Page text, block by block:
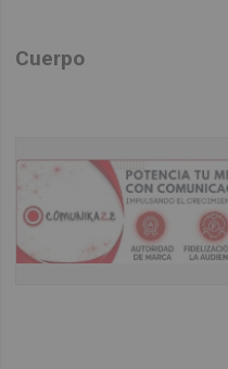
Cuerpo